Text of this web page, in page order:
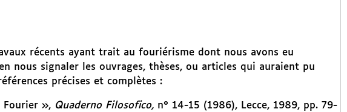
récents ayant trait au fouriérisme dont nous avons eu
nous signaler les ouvrages, thèses, ou articles qui auraient pu
précises et complètes :
Fourier », Quaderno Filosofico, n° 14-15 (1986), Lecce, 1989, pp. 79-